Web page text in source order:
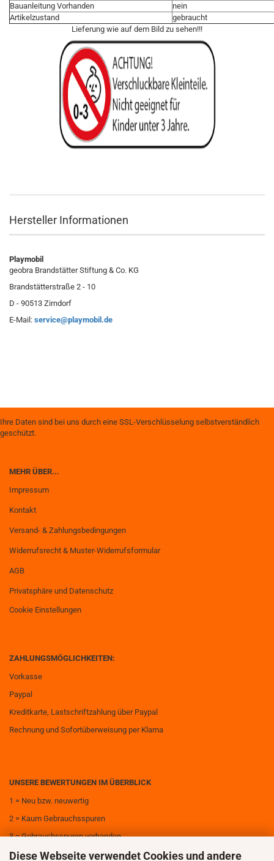
Diese Webseite verwendet Cookies und andere
Bauanleitung Vorhanden
nein
Artikelzustand
gebraucht
Lieferung wie auf dem Bild zu sehen!!!
Hersteller Informationen
Playmobil
geobra Brandstätter Stiftung & Co. KG
Brandstätterstraße 2 - 10
D - 90513 Zirndorf
E-Mail: service@playmobil.de
Ihre Daten sind bei uns durch eine SSL-Verschlüsselung selbstverständlich
geschützt.
MEHR ÜBER...
Impressum
Kontakt
Versand- & Zahlungsbedingungen
Widerrufsrecht & Muster-Widerrufsformular
AGB
Privatsphäre und Datenschutz
Cookie Einstellungen
ZAHLUNGSMÖGLICHKEITEN:
Vorkasse
Paypal
Kreditkarte, Lastschriftzahlung über Paypal
Rechnung und Sofortüberweisung per Klarna
UNSERE BEWERTUNGEN IM ÜBERBLICK
1 = Neu bzw. neuwertig
2 = Kaum Gebrauchsspuren
3 = Gebrauchsspuren vorhanden
4 = Deutliche Gebrauchsspuren